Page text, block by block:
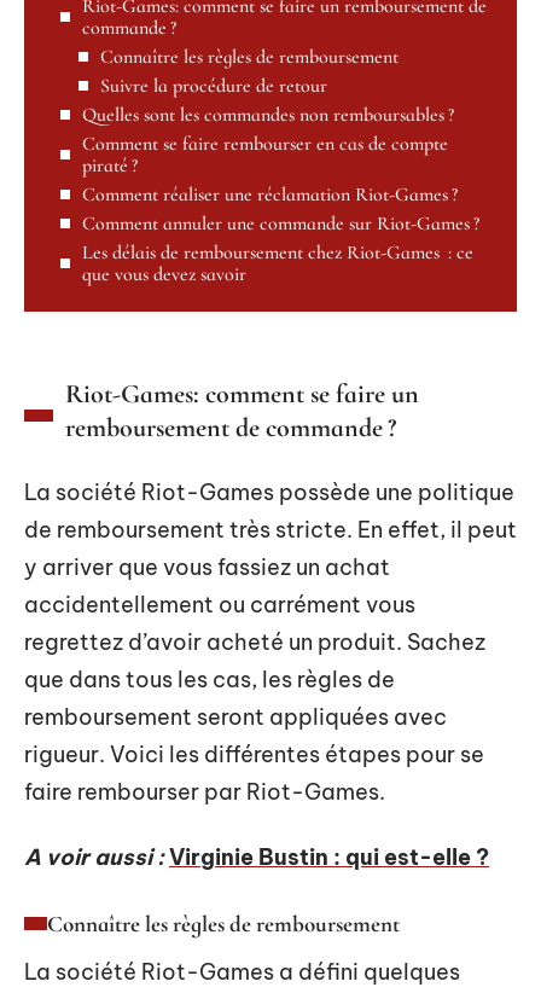
Riot-Games: comment se faire un remboursement de
commande ?
Connaître les règles de remboursement
Suivre la procédure de retour
Quelles sont les commandes non remboursables ?
Comment se faire rembourser en cas de compte
piraté ?
Comment réaliser une réclamation Riot-Games ?
Comment annuler une commande sur Riot-Games ?
Les délais de remboursement chez Riot-Games : ce
que vous devez savoir
Riot-Games: comment se faire un
remboursement de commande ?
La société Riot-Games possède une politique
de remboursement très stricte. En effet, il peut
y arriver que vous fassiez un achat
accidentellement ou carrément vous
regrettez d’avoir acheté un produit. Sachez
que dans tous les cas, les règles de
remboursement seront appliquées avec
rigueur. Voici les différentes étapes pour se
faire rembourser par Riot-Games.
A voir aussi :Virginie Bustin : qui est-elle ?
Connaître les règles de remboursement
La société Riot-Games a défini quelques